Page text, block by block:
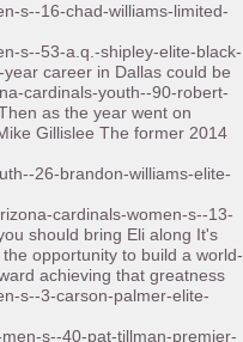
s--16-chad-williams-limited-
s--53-a.q.-shipley-elite-black-
career in Dallas could be
cardinals-youth--90-robert-
as the year went on
Gillislee The former 2014
26-brandon-williams-elite-
cardinals-women-s--13-
should bring Eli along It's
opportunity to build a world-
achieving that greatness
s--3-carson-palmer-elite-
s--40-pat-tillman-premier-